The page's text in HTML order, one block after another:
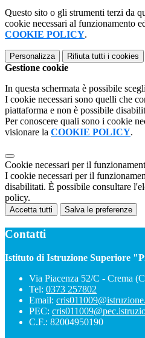
Questo sito o gli strumenti terzi da
cookie necessari al funzionamento
COOKIE POLICY.
Personalizza Rifiuta tutti i cookies
Gestione cookie
In questa schermata è possibile
I cookie necessari sono quelli che
piattaforma e non è possibile
Per conoscere quali sono i cookie
visionare la COOKIE POLICY.
Cookie necessari per il
I cookie necessari per il
disabilitati. È possibile consultare
policy.
Accetta tutti Salva le preferenze
Contatti
Istituto di Istruzione Superiore
Via Piacenza 52/C - Crema
Tel: 0373 257802
Email:
PEC:
C.F.: 82004950190